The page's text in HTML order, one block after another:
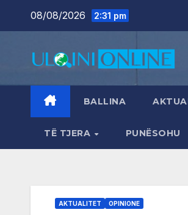
08/08/2026 2:31 pm
BALLINA
TË TJERA PUNËSOHU
AKTUALITET OPINIONE